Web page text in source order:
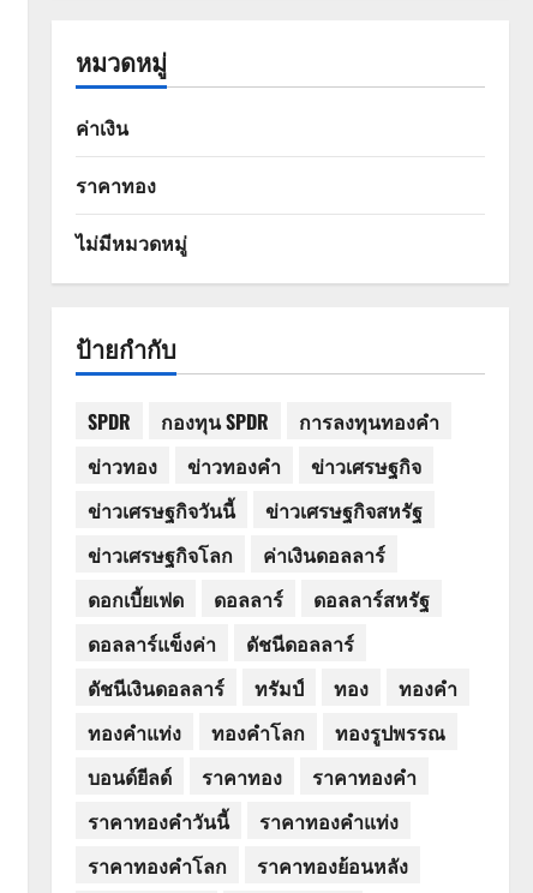
หมวดหมู่
ค่าเงิน
ราคาทอง
ไม่มีหมวดหมู่
ป้ายกำกับ
SPDR กองทุน SPDR
การลงทุนทองคำ
ข่าวทอง
ข่าวทองคำ
ข่าวเศรษฐกิจ
ข่าวเศรษฐกิจวันนี้
ข่าวเศรษฐกิจสหรัฐ
ข่าวเศรษฐกิจโลก
ค่าเงินดอลลาร์
ดอกเบี้ยเฟด
ดอลลาร์
ดอลลาร์สหรัฐ
ดอลลาร์แข็งค่า
ดัชนีดอลลาร์
ดัชนีเงินดอลลาร์
ทรัมป์ ทอง
ทองคำ
ทองคำแท่ง
ทองคำโลก
ทองรูปพรรณ
บอนด์ยีลด์
ราคาทอง
ราคาทองคำ
ราคาทองคำวันนี้
ราคาทองคำแท่ง
ราคาทองคำโลก
ราคาทองย้อนหลัง